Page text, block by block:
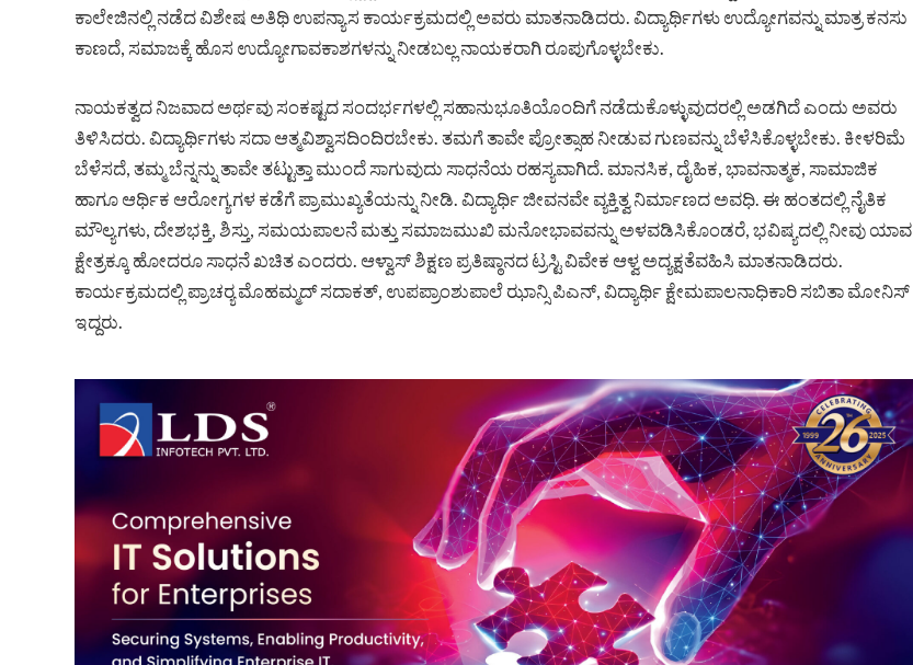
ಕಾಲೇಜಿನಲ್ಲಿ ನಡೆದ ವಿಶೇಷ ಅತಿಥಿ ಉಪನ್ಯಾಸ ಕಾರ್ಯಕ್ರಮದಲ್ಲಿ ಅವರು ಮಾತನಾಡಿದರು. ವಿದ್ಯಾರ್ಥಿಗಳು ಉದ್ಯೋಗವನ್ನು ಮಾತ್ರ ಕನಸು
ಕಾಣದೆ, ಸಮಾಜಕ್ಕೆ ಹೊಸ ಉದ್ಯೋಗಾವಕಾಶಗಳನ್ನು ನೀಡಬಲ್ಲ ನಾಯಕರಾಗಿ ರೂಪುಗೊಳ್ಳಬೇಕು.
ನಾಯಕತ್ವದ ನಿಜವಾದ ಅರ್ಥವು ಸಂಕಷ್ಟದ ಸಂದರ್ಭಗಳಲ್ಲಿ ಸಹಾನುಭೂತಿಯೊಂದಿಗೆ ನಡೆದುಕೊಳ್ಳುವುದರಲ್ಲಿ ಅಡಗಿದೆ ಎಂದು ಅವರು
ತಿಳಿಸಿದರು. ವಿದ್ಯಾರ್ಥಿಗಳು ಸದಾ ಆತ್ಮವಿಶ್ವಾಸದಿಂದಿರಬೇಕು. ತಮಗೆ ತಾವೇ ಪ್ರೋತ್ಸಾಹ ನೀಡುವ ಗುಣವನ್ನು ಬೆಳೆಸಿಕೊಳ್ಳಬೇಕು. ಕೀಳರಿಮೆ
ಬೆಳೆಸದೆ, ತಮ್ಮ ಬೆನ್ನನ್ನು ತಾವೇ ತಟ್ಟುತ್ತಾ ಮುಂದೆ ಸಾಗುವುದು ಸಾಧನೆಯ ರಹಸ್ಯವಾಗಿದೆ. ಮಾನಸಿಕ, ದೈಹಿಕ, ಭಾವನಾತ್ಮಕ, ಸಾಮಾಜಿಕ
ಹಾಗೂ ಆರ್ಥಿಕ ಆರೋಗ್ಯಗಳ ಕಡೆಗೆ ಪ್ರಾಮುಖ್ಯತೆಯನ್ನು ನೀಡಿ. ವಿದ್ಯಾರ್ಥಿ ಜೀವನವೇ ವ್ಯಕ್ತಿತ್ವ ನಿರ್ಮಾಣದ ಅವಧಿ. ಈ ಹಂತದಲ್ಲಿ ನೈತಿಕ
ಮೌಲ್ಯಗಳು, ದೇಶಭಕ್ತಿ, ಶಿಸ್ತು, ಸಮಯಪಾಲನೆ ಮತ್ತು ಸಮಾಜಮುಖಿ ಮನೋಭಾವವನ್ನು ಅಳವಡಿಸಿಕೊಂಡರೆ, ಭವಿಷ್ಯದಲ್ಲಿ ನೀವು ಯಾವ
ಕ್ಷೇತ್ರಕ್ಕೂ ಹೋದರೂ ಸಾಧನೆ ಖಚಿತ ಎಂದರು. ಆಳ್ವಾಸ್ ಶಿಕ್ಷಣ ಪ್ರತಿಷ್ಠಾನದ ಟ್ರಸ್ಟಿ ವಿವೇಕ ಆಳ್ವ ಅದ್ಯಕ್ಷತೆವಹಿಸಿ ಮಾತನಾಡಿದರು.
ಕಾರ್ಯಕ್ರಮದಲ್ಲಿ ಪ್ರಾಚರ‍್ಯ ಮೊಹಮ್ಮದ್ ಸದಾಕತ್, ಉಪಪ್ರಾಂಶುಪಾಲೆ ಝಾನ್ಸಿ ಪಿಎನ್, ವಿದ್ಯಾರ್ಥಿ ಕ್ಷೇಮಪಾಲನಾಧಿಕಾರಿ ಸಬಿತಾ ಮೋನಿಸ್
ಇದ್ದರು.